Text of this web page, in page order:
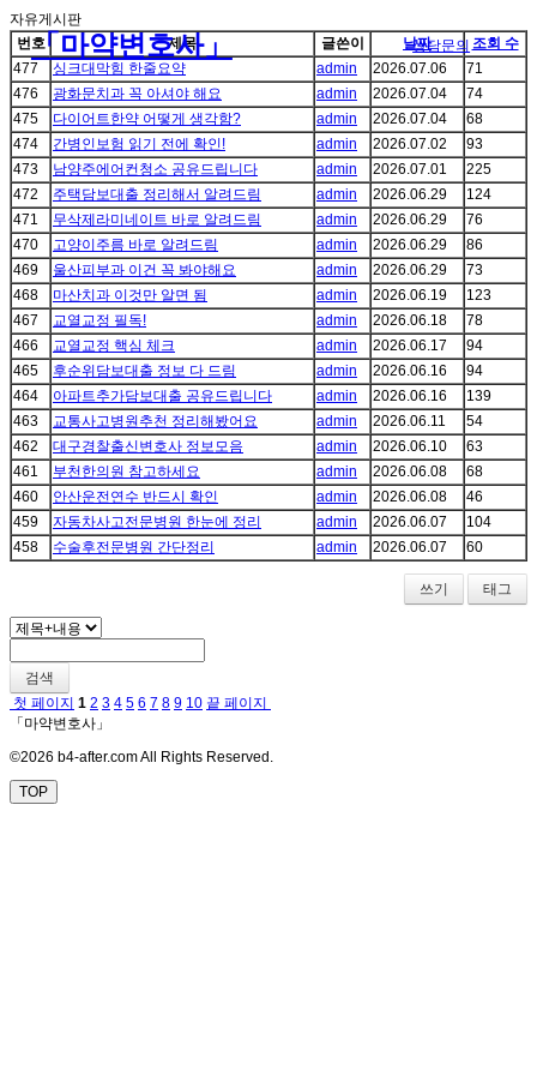
「마약변호사」 상담문의
자유게시판
번호
제목 글쓴이 날짜
조회 수
477
싱크대막힘 한줄요약 admin 2026.07.06
71
476
광화문치과 꼭 아셔야 해요 admin 2026.07.04
74
475
다이어트한약 어떻게 생각함? admin 2026.07.04
68
474
간병인보험 읽기 전에 확인! admin 2026.07.02
93
473
남양주에어컨청소 공유드립니다 admin 2026.07.01
225
472
주택담보대출 정리해서 알려드림 admin 2026.06.29
124
471
무삭제라미네이트 바로 알려드림 admin 2026.06.29
76
470
고양이주름 바로 알려드림 admin 2026.06.29
86
469
울산피부과 이건 꼭 봐야해요 admin 2026.06.29
73
468
마산치과 이것만 알면 됨 admin 2026.06.19
123
467
교열교정 필독! admin 2026.06.18
78
466
교열교정 핵심 체크 admin 2026.06.17
94
465
후순위담보대출 정보 다 드림 admin 2026.06.16
94
464
아파트추가담보대출 공유드립니다 admin 2026.06.16
139
463
교통사고병원추천 정리해봤어요 admin 2026.06.11
54
462
대구경찰출신변호사 정보모음 admin 2026.06.10
63
461
부천한의원 참고하세요 admin 2026.06.08
68
460
안산운전연수 반드시 확인 admin 2026.06.08
46
459
자동차사고전문병원 한눈에 정리 admin 2026.06.07
104
458
수술후전문병원 간단정리 admin 2026.06.07 60
쓰기 태그
검색
첫 페이지 1 2 3 4 5 6 7 8 9 10 끝 페이지
「마약변호사」
©2026 b4-after.com All Rights Reserved.
TOP